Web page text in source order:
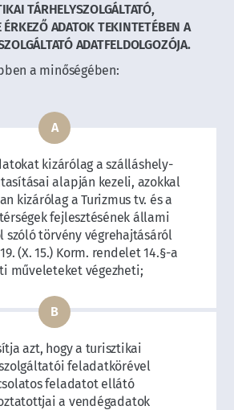
TÁRHELYSZOLGÁLTATÓ,
ÉRKEZŐ ADATOK TEKINTETÉBEN A
ADATFELDOLGOZÓJA.
a minőségében:
kizárólag a szálláshely-
alapján kezeli, azokkal
kizárólag a Turizmus tv. és a
fejlesztésének állami
törvény végrehajtásáról
(X. 15.) Korm. rendelet 14.§-a
műveleteket végezheti;
azt, hogy a turisztikai
feladatkörével
feladatot ellátó
a vendégadatok